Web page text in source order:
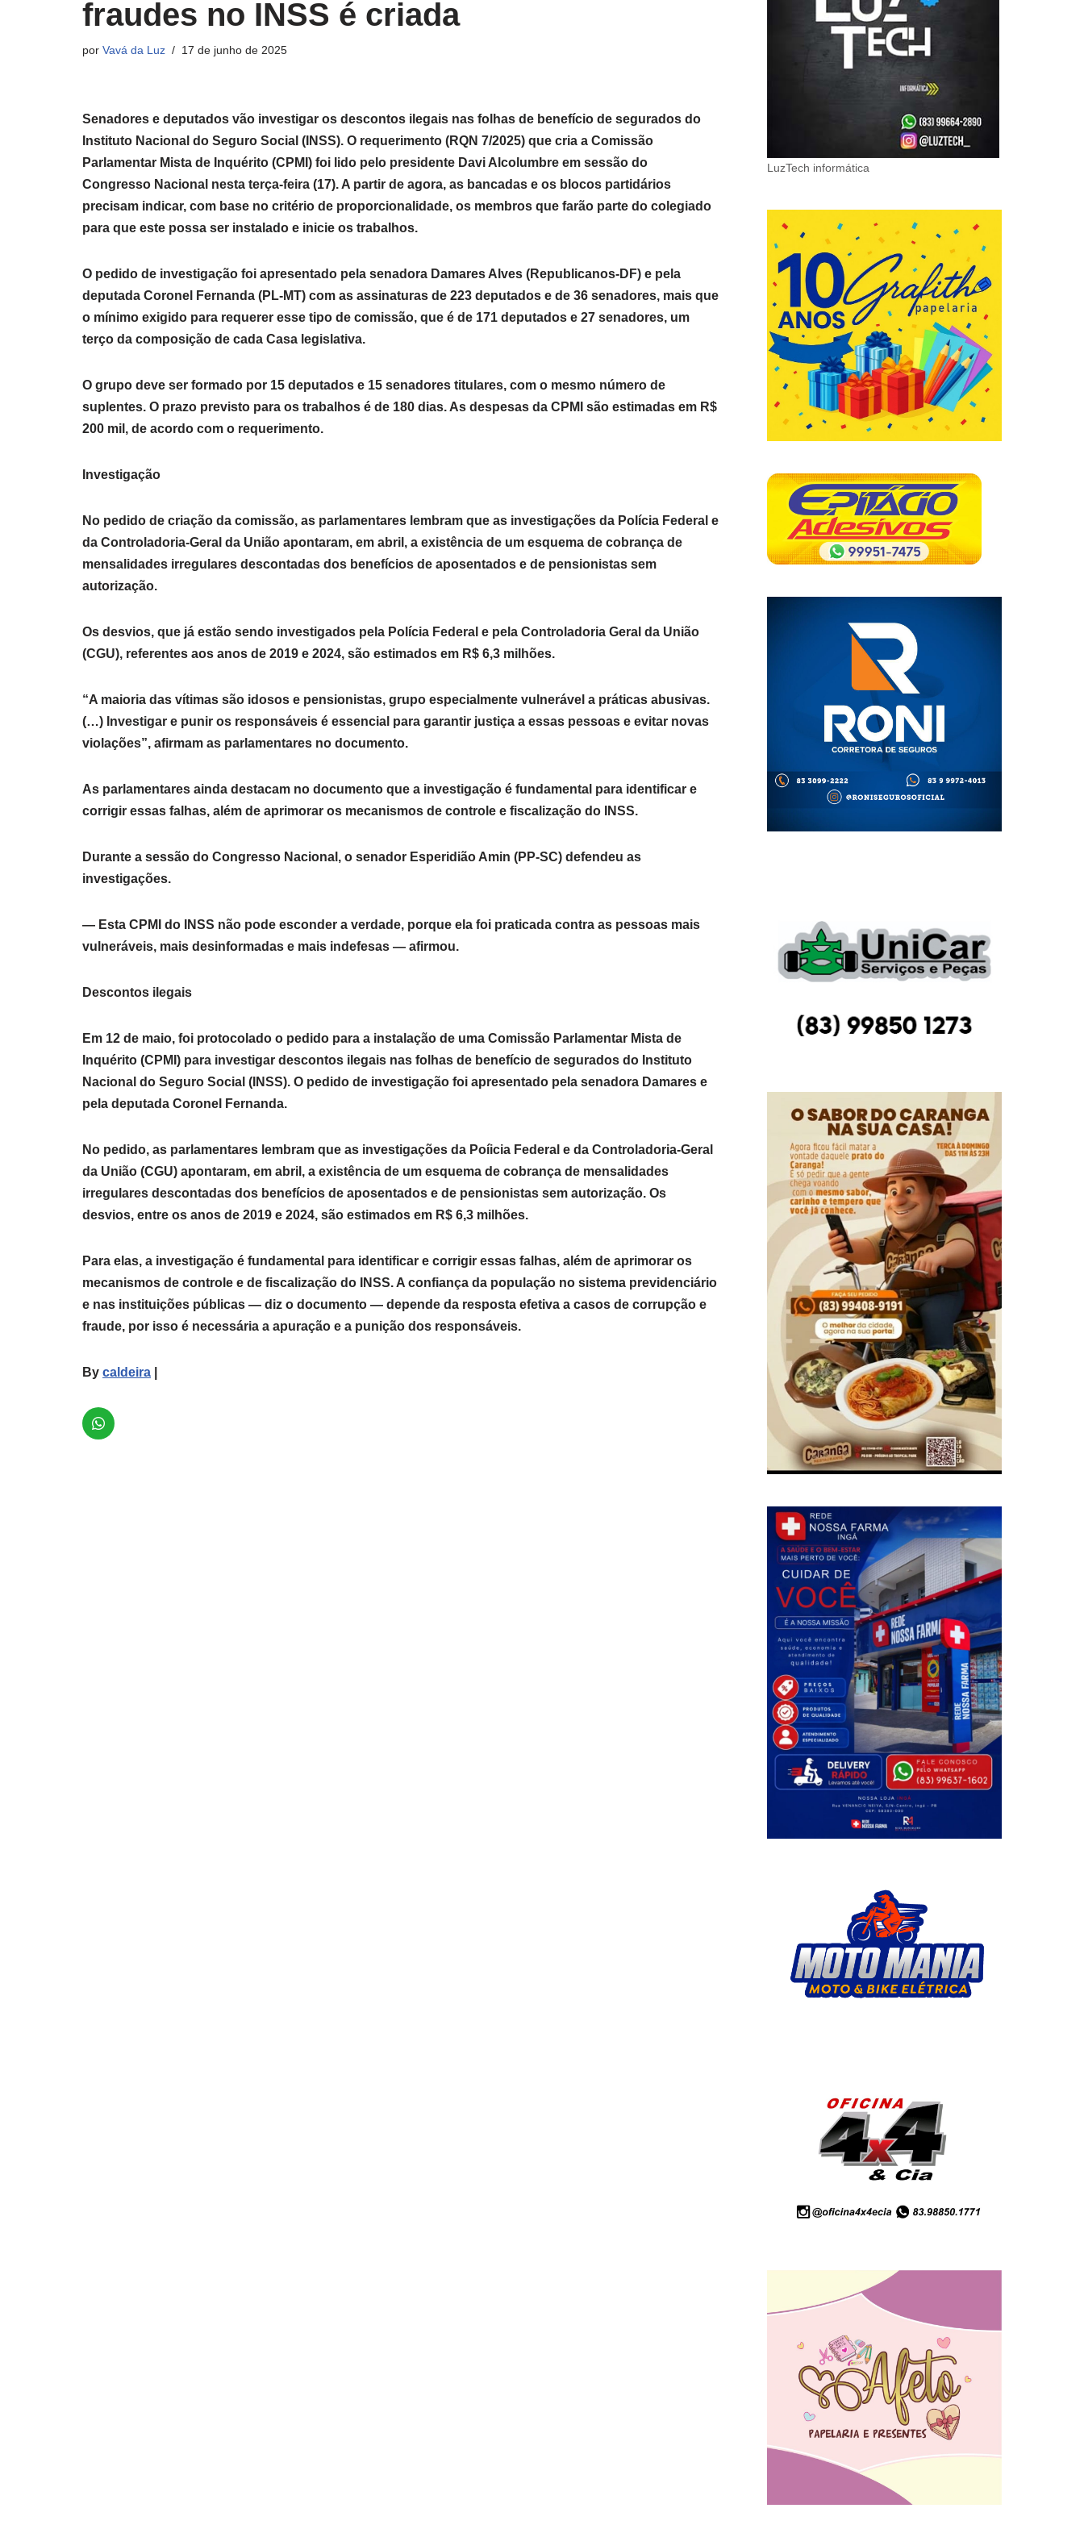
fraudes no INSS é criada
por Vavá da Luz 17 de junho de 2025
Senadores e deputados vão investigar os descontos ilegais nas folhas de benefício de segurados do
Instituto Nacional do Seguro Social (INSS). O requerimento (RQN 7/2025) que cria a Comissão
Parlamentar Mista de Inquérito (CPMI) foi lido pelo presidente Davi Alcolumbre em sessão do
Congresso Nacional nesta terça-feira (17). A partir de agora, as bancadas e os blocos partidários
precisam indicar, com base no critério de proporcionalidade, os membros que farão parte do colegiado
para que este possa ser instalado e inicie os trabalhos.
O pedido de investigação foi apresentado pela senadora Damares Alves (Republicanos-DF) e pela
deputada Coronel Fernanda (PL-MT) com as assinaturas de 223 deputados e de 36 senadores, mais que
o mínimo exigido para requerer esse tipo de comissão, que é de 171 deputados e 27 senadores, um
terço da composição de cada Casa legislativa.
O grupo deve ser formado por 15 deputados e 15 senadores titulares, com o mesmo número de
suplentes. O prazo previsto para os trabalhos é de 180 dias. As despesas da CPMI são estimadas em R$
200 mil, de acordo com o requerimento.
Investigação
No pedido de criação da comissão, as parlamentares lembram que as investigações da Polícia Federal e
da Controladoria-Geral da União apontaram, em abril, a existência de um esquema de cobrança de
mensalidades irregulares descontadas dos benefícios de aposentados e de pensionistas sem
autorização.
Os desvios, que já estão sendo investigados pela Polícia Federal e pela Controladoria Geral da União
(CGU), referentes aos anos de 2019 e 2024, são estimados em R$ 6,3 milhões.
“A maioria das vítimas são idosos e pensionistas, grupo especialmente vulnerável a práticas abusivas.
(…) Investigar e punir os responsáveis é essencial para garantir justiça a essas pessoas e evitar novas
violações”, afirmam as parlamentares no documento.
As parlamentares ainda destacam no documento que a investigação é fundamental para identificar e
corrigir essas falhas, além de aprimorar os mecanismos de controle e fiscalização do INSS.
Durante a sessão do Congresso Nacional, o senador Esperidião Amin (PP-SC) defendeu as
investigações.
— Esta CPMI do INSS não pode esconder a verdade, porque ela foi praticada contra as pessoas mais
vulneráveis, mais desinformadas e mais indefesas — afirmou.
Descontos ilegais
Em 12 de maio, foi protocolado o pedido para a instalação de uma Comissão Parlamentar Mista de
Inquérito (CPMI) para investigar descontos ilegais nas folhas de benefício de segurados do Instituto
Nacional do Seguro Social (INSS). O pedido de investigação foi apresentado pela senadora Damares e
pela deputada Coronel Fernanda.
No pedido, as parlamentares lembram que as investigações da Poíicia Federal e da Controladoria-Geral
da União (CGU) apontaram, em abril, a existência de um esquema de cobrança de mensalidades
irregulares descontadas dos benefícios de aposentados e de pensionistas sem autorização. Os
desvios, entre os anos de 2019 e 2024, são estimados em R$ 6,3 milhões.
Para elas, a investigação é fundamental para identificar e corrigir essas falhas, além de aprimorar os
mecanismos de controle e de fiscalização do INSS. A confiança da população no sistema previdenciário
e nas instituições públicas — diz o documento — depende da resposta efetiva a casos de corrupção e
fraude, por isso é necessária a apuração e a punição dos responsáveis.
By caldeira
LuzTech informática